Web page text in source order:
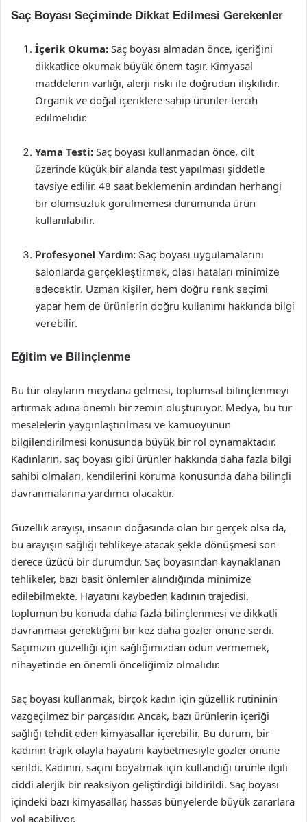
Saç Boyası Seçiminde Dikkat Edilmesi Gerekenler
İçerik Okuma: Saç boyası almadan önce, içeriğini
dikkatlice okumak büyük önem taşır. Kimyasal
maddelerin varlığı, alerji riski ile doğrudan ilişkilidir.
Organik ve doğal içeriklere sahip ürünler tercih
edilmelidir.
Yama Testi: Saç boyası kullanmadan önce, cilt
üzerinde küçük bir alanda test yapılması şiddetle
tavsiye edilir. 48 saat beklemenin ardından herhangi
bir olumsuzluk görülmemesi durumunda ürün
kullanılabilir.
Profesyonel Yardım: Saç boyası uygulamalarını
salonlarda gerçekleştirmek, olası hataları minimize
edecektir. Uzman kişiler, hem doğru renk seçimi
yapar hem de ürünlerin doğru kullanımı hakkında bilgi
verebilir.
Eğitim ve Bilinçlenme
Bu tür olayların meydana gelmesi, toplumsal bilinçlenmeyi
artırmak adına önemli bir zemin oluşturuyor. Medya, bu tür
meselelerin yaygınlaştırılması ve kamuoyunun
bilgilendirilmesi konusunda büyük bir rol oynamaktadır.
Kadınların, saç boyası gibi ürünler hakkında daha fazla bilgi
sahibi olmaları, kendilerini koruma konusunda daha bilinçli
davranmalarına yardımcı olacaktır.
Güzellik arayışı, insanın doğasında olan bir gerçek olsa da,
bu arayışın sağlığı tehlikeye atacak şekle dönüşmesi son
derece üzücü bir durumdur. Saç boyasından kaynaklanan
tehlikeler, bazı basit önlemler alındığında minimize
edilebilmekte. Hayatını kaybeden kadının trajedisi,
toplumun bu konuda daha fazla bilinçlenmesi ve dikkatli
davranması gerektiğini bir kez daha gözler önüne serdi.
Saçımızın güzelliği için sağlığımızdan ödün vermemek,
nihayetinde en önemli önceliğimiz olmalıdır.
Saç boyası kullanmak, birçok kadın için güzellik rutininin
vazgeçilmez bir parçasıdır. Ancak, bazı ürünlerin içeriği
sağlığı tehdit eden kimyasallar içerebilir. Bu durum, bir
kadının trajik olayla hayatını kaybetmesiyle gözler önüne
serildi. Kadının, saçını boyatmak için kullandığı ürünle ilgili
ciddi alerjik bir reaksiyon geliştirdiği bildirildi. Saç boyası
içindeki bazı kimyasallar, hassas bünyelerde büyük zararlara
yol açabiliyor.